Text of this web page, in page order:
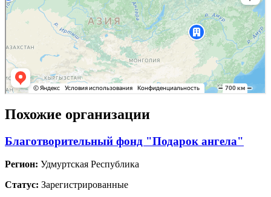
Похожие организации
Благотворительный фонд "Подарок ангела"
Регион: Удмуртская Республика
Статус: Зарегистрированные